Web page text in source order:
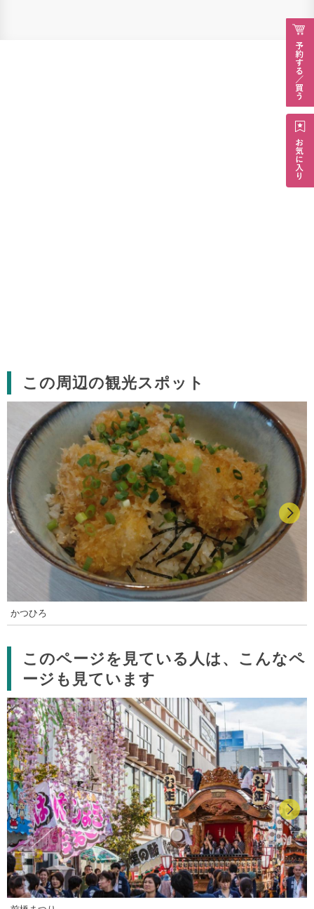
この周辺の観光スポット
かつひろ
このページを見ている人は、こんなペ
ージも見ています